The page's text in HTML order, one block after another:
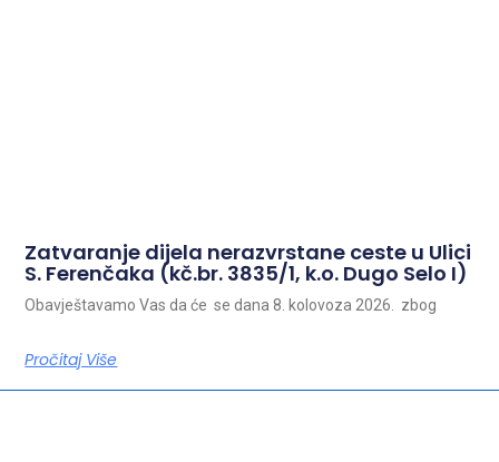
Zatvaranje dijela nerazvrstane ceste u Ulici
S. Ferenčaka (kč.br. 3835/1, k.o. Dugo Selo I)
Obavještavamo Vas da će se dana 8. kolovoza 2026. zbog
Pročitaj Više